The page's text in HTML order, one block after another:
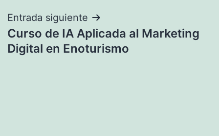
Navegación
de
Entrada siguiente
Curso de IA Aplicada al Marketing
Digital en Enoturismo